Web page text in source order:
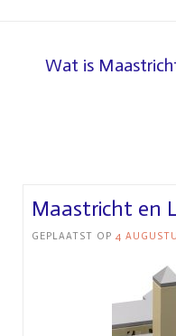
Wat is
Maastricht en
GEPLAATST OP 4